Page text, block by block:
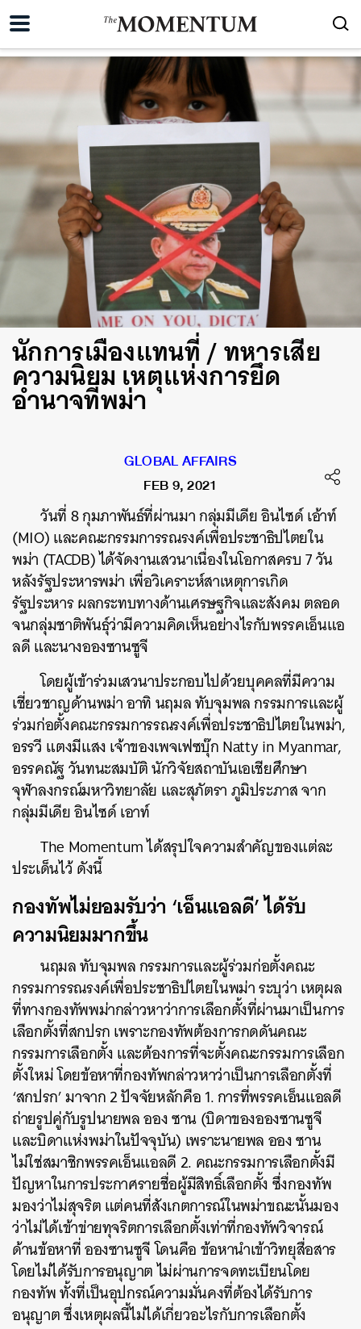
นักการเมืองแทนที่ / ทหารเสีย
ความนิยม เหตุแห่งการยึด
อำนาจที่พม่า
GLOBAL AFFAIRS
FEB 9, 2021
วันที่ 8 กุมภาพันธ์​ที่ผ่านมา กลุ่มมีเดีย อินไซด์ เอ้าท์
(MIO) และคณะกรรมการรณรงค์เพื่อประชาธิปไตยใน
พม่า (TACDB) ได้จัดงานเสวนาเนื่องในโอกาสครบ 7 วัน
หลังรัฐประหารพม่า เพื่อวิเคราะห์สาเหตุการเกิด
รัฐประหาร ผลกระทบทางด้านเศรษฐกิจและสังคม ตลอด
จนกลุ่มชาติพันธุ์ว่ามีความคิดเห็นอย่างไรกับพรรคเอ็นแอ
ลดี และนางอองซานซูจี
โดยผู้เข้าร่วมเสวนาประกอบไปด้วยบุคคลที่มีความ
เชี่ยวชาญด้านพม่า อาทิ นฤมล ทับจุมพล กรรมการและผู้
ร่วมก่อตั้งคณะกรรมการรณรงค์เพื่อประชาธิปไตยในพม่า,
อรรวี แตงมีแสง เจ้าของเพจเฟซบุ๊ก Natty in Myanmar,
อรรคณัฐ วันทนะสมบัติ นักวิจัยสถาบันเอเชียศึกษา
จุฬาลงกรณ์มหาวิทยาลัย และสุภัตรา ภูมิประภาส จาก
กลุ่มมีเดีย อินไซด์ เอาท์
The Momentum ได้สรุปใจความสำคัญของแต่ละ
ประเด็นไว้ ดังนี้
กองทัพไม่ยอมรับว่า ‘เอ็นแอลดี’ ได้รับ
ความนิยมมากขึ้น
นฤมล ทับจุมพล กรรมการและผู้ร่วมก่อตั้งคณะ
กรรมการรณรงค์เพื่อประชาธิปไตยในพม่า ระบุว่า เหตุผล
ที่ทางกองทัพพม่ากล่าวหาว่าการเลือกตั้งที่ผ่านมาเป็นการ
เลือกตั้งที่สกปรก เพราะกองทัพต้องการกดดันคณะ
กรรมการเลือกตั้ง และต้องการที่จะตั้งคณะกรรมการเลือก
ตั้งใหม่ โดยข้อหาที่กองทัพกล่าวหาว่าเป็นการเลือกตั้งที่
‘สกปรก’ มาจาก 2 ปัจจัยหลักคือ 1. การที่พรรคเอ็นแอลดี
ถ่ายรูปคู่กับรูปนายพล ออง ซาน (บิดาของอองซานซูจี
และบิดาแห่งพม่าในปัจจุบัน) เพราะนายพล ออง ซาน
ไม่ใช่สมาชิกพรรคเอ็นแอลดี 2. คณะกรรมการเลือกตั้งมี
ปัญหาในการประกาศรายชื่อผู้มีสิทธิ์เลือกตั้ง ซึ่งกองทัพ
มองว่าไม่สุจริต แต่คนที่สังเกตการณ์ในพม่าขณะนั้นมอง
ว่าไม่ได้เข้าข่ายทุจริตการเลือกตั้งเท่าที่กองทัพวิจารณ์
ด้านข้อหาที่ อองซานซูจี โดนคือ ข้อหานำเข้าวิทยุสื่อสาร
โดยไม่ได้รับการอนุญาต ไม่ผ่านการจดทะเบียนโดย
กองทัพ ทั้งที่เป็นอุปกรณ์ความมั่นคงที่ต้องได้รับการ
อนุญาต ซึ่งเหตุผลนี้ไม่ได้เกี่ยวอะไรกับการเลือกตั้ง